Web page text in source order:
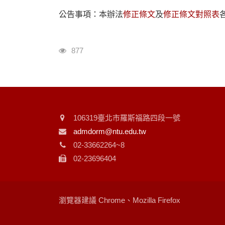
公告事項：​本辦法修正條文及修正條文對照表
瀏覽人次
877
106319臺北市羅斯福路四段一號
admdorm@ntu.edu.tw
02-33662264~8
02-23696404
瀏覽器建議 Chrome、Mozilla Firefox